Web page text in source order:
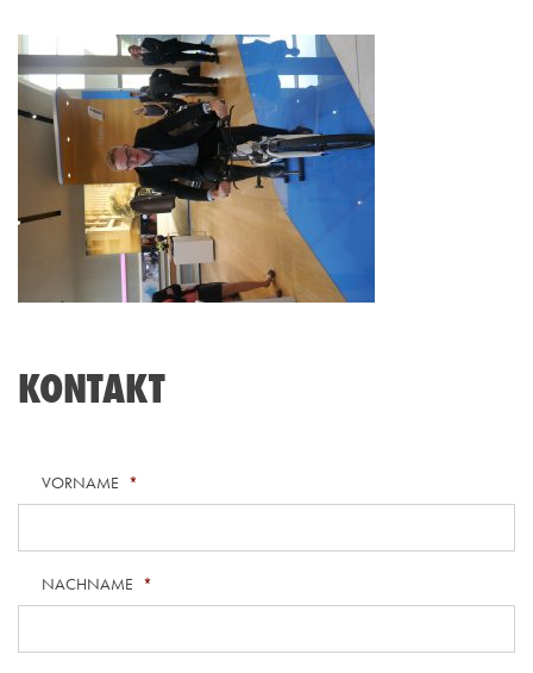
KONTAKT
VORNAME *
NACHNAME *